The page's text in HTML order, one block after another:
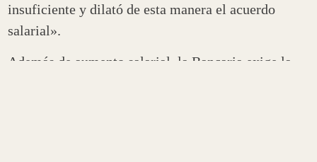
insuficiente y dilató de esta manera el acuerdo
salarial».
Además de aumento salarial, la Bancaria exige la